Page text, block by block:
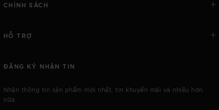
CHÍNH SÁCH
HỖ TRỢ
ĐĂNG KÝ NHẬN TIN
Nhận thông tin sản phẩm mới nhất, tin khuyến mãi và nhiều hơn
nữa.